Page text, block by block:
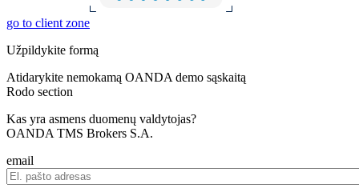
go to client zone
Užpildykite formą
Atidarykite nemokamą OANDA demo sąskaitą
Rodo section
Kas yra asmens duomenų valdytojas?
OANDA TMS Brokers S.A.
email